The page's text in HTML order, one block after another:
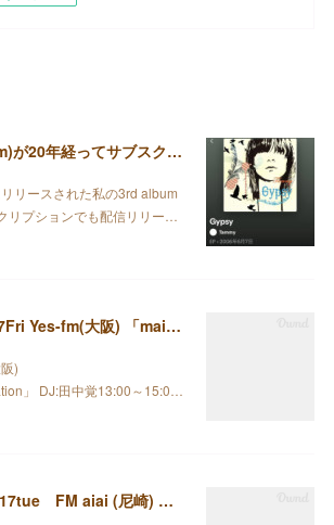
⭐️Gypsy(3rd Album)が20年経ってサブスクで配信されました♪
リースされた私の3rd album
リプションでも配信リリー…
◆RADIO出演 11/27Fri Yes-fm(大阪) 「maido@station」
)
」 DJ:田中覚13:00～15:0…
◆RADIO出演 11/17tue FM aiai (尼崎) コーデBOX！」